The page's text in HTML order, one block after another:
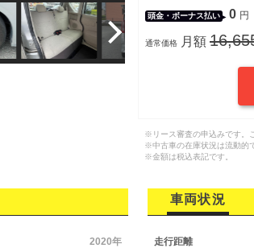
頭金・ボーナス払い 0 円
通常価格 月額
※リース審査の申込みです。
※中古車の在庫状況は流動的
※金額は税込表記です。
2020年
車両状況
走行距離